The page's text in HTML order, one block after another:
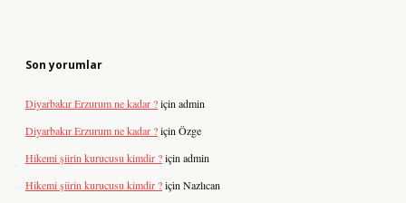
Son yorumlar
Diyarbakır Erzurum ne kadar ?için admin
Diyarbakır Erzurum ne kadar ?için Özge
Hikemi şiirin kurucusu kimdir ?için admin
Hikemi şiirin kurucusu kimdir ?için Nazlıcan